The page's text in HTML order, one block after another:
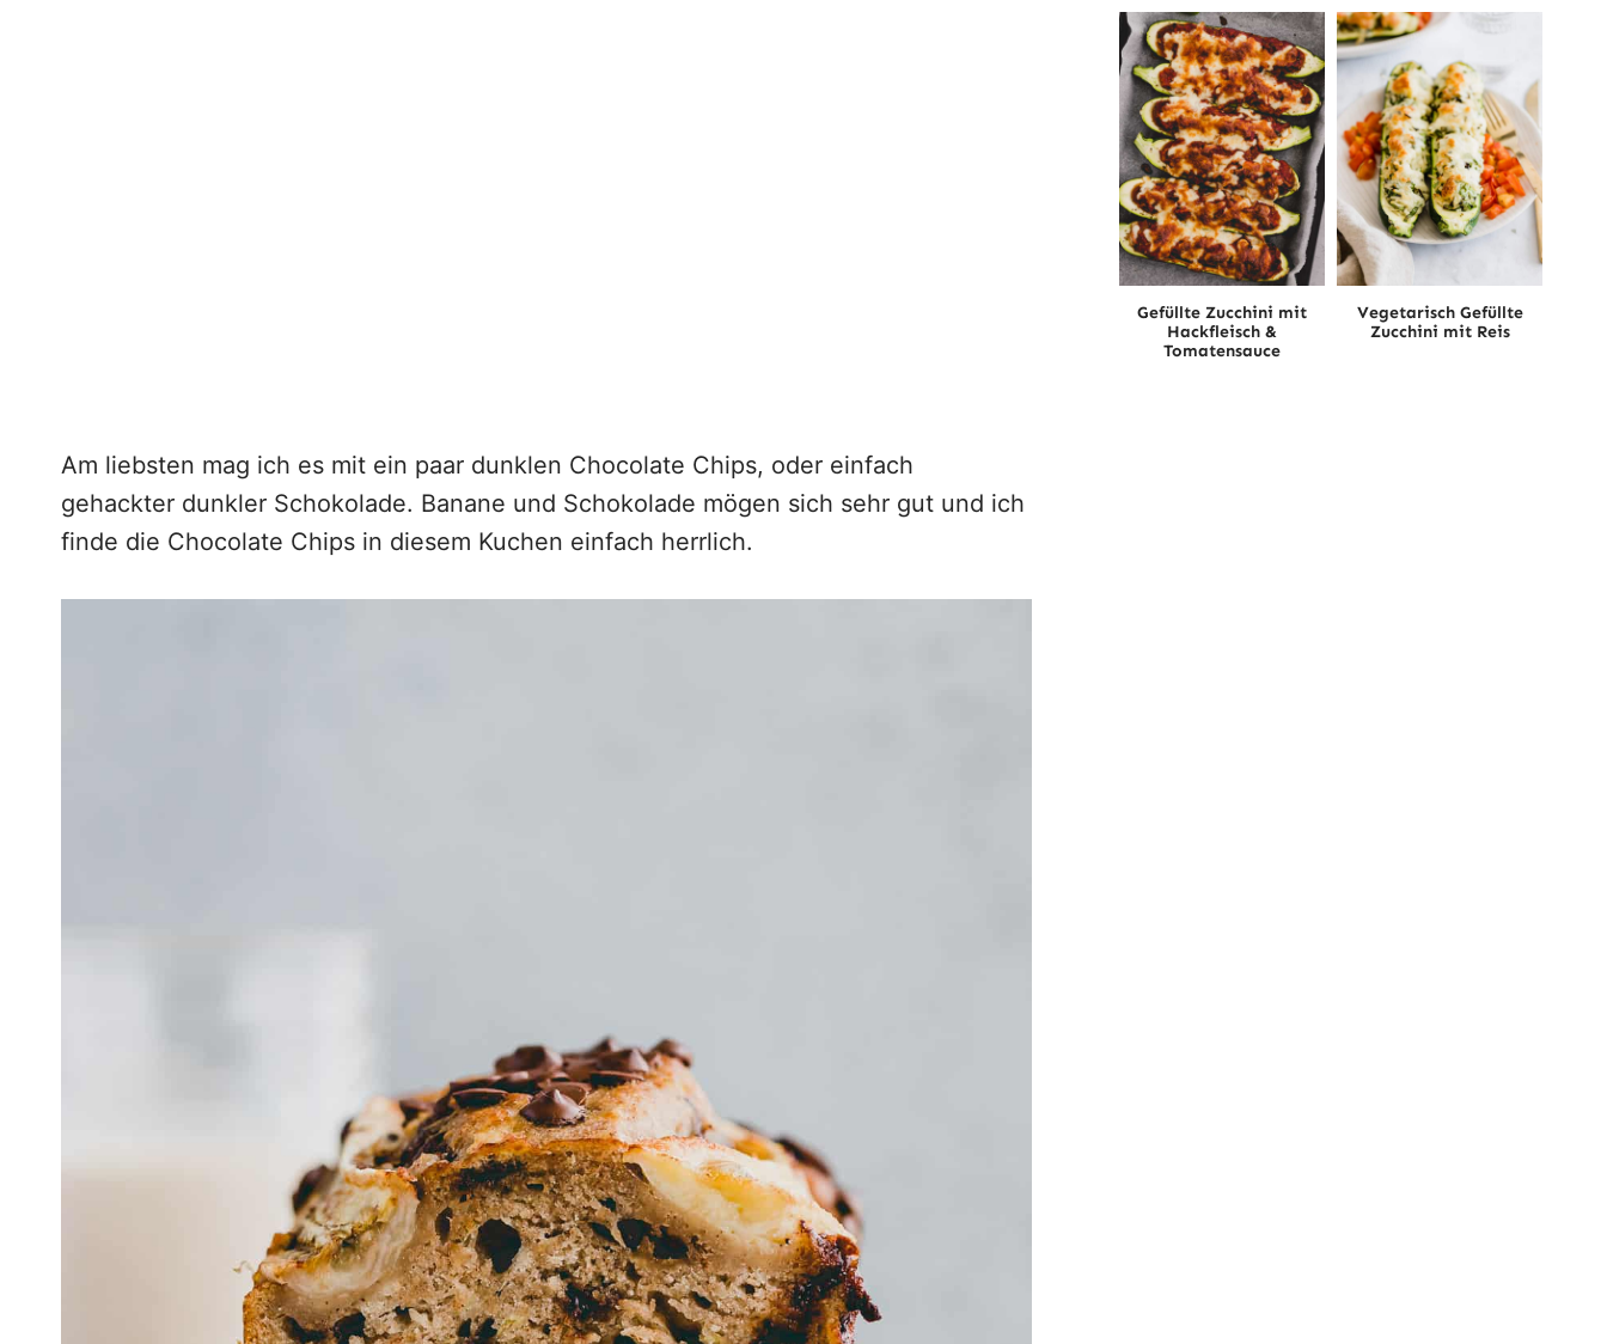
Am liebsten mag ich es mit ein paar dunklen Chocolate Chips, oder einfach
gehackter dunkler Schokolade. Banane und Schokolade mögen sich sehr gut und ich
finde die Chocolate Chips in diesem Kuchen einfach herrlich.
Gefüllte Zucchini mit
Hackfleisch &
Tomatensauce
Vegetarisch Gefüllte
Zucchini mit Reis